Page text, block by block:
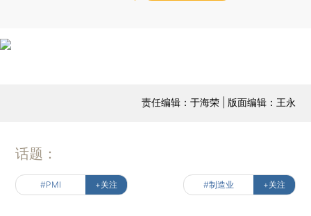
责任编辑：于海荣 | 版面编辑：王永
话题：
#PMI +关注 #制造业 +关注